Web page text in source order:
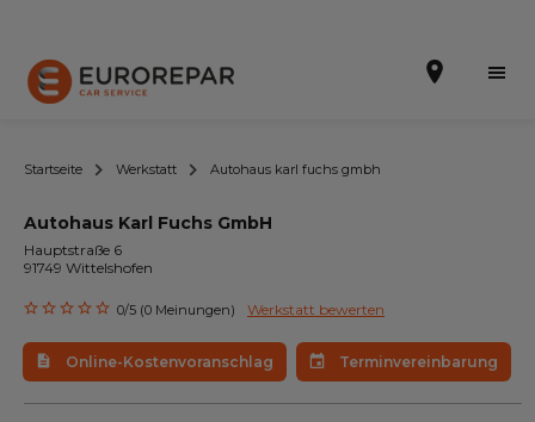
Terminvereinbarung
Online-Kostenvoranschlag
Die Marke
Leistungen
Startseite Werkstatt Autohaus karl fuchs gmbh
Autohaus Karl Fuchs GmbH
Hauptstraße 6
91749 Wittelshofen
0/5 (0 Meinungen) Werkstatt bewerten
Online-Kostenvoranschlag Terminvereinbarung